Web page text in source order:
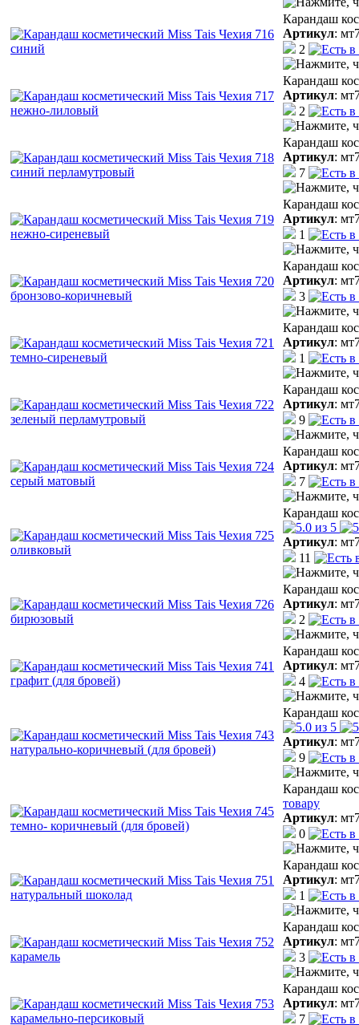
Карандаш
Артикул:
2
Карандаш
Артикул:
2
Карандаш
Артикул:
7
Карандаш
Артикул:
1
Карандаш
Артикул:
3
Карандаш
Артикул:
1
Карандаш
Артикул:
9
Карандаш
Артикул:
7
Карандаш
Артикул:
11
Карандаш
Артикул:
2
Карандаш
Артикул:
4
Карандаш
Артикул:
9
Карандаш
товару
Артикул:
0
Карандаш
Артикул:
1
Карандаш
Артикул:
3
Карандаш
Артикул:
7